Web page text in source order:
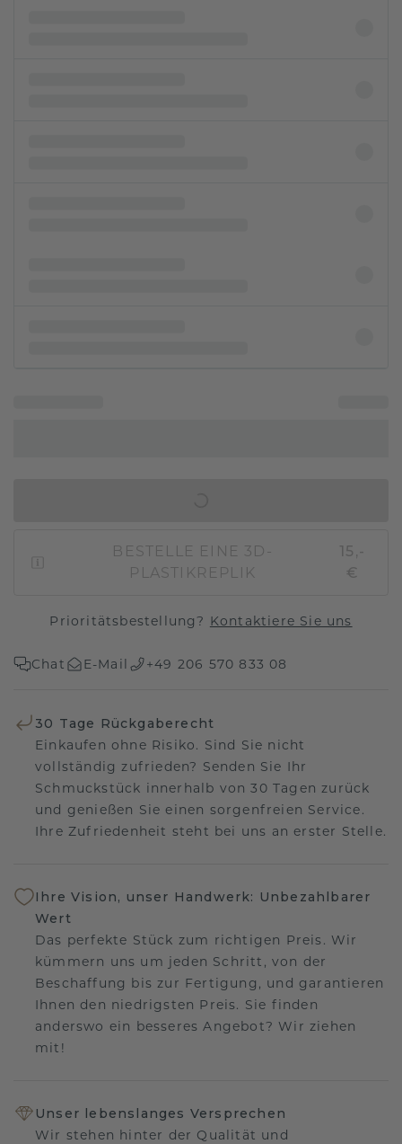
BESTELLE EINE 3D-
PLASTIKREPLIK
15,-
€
Prioritätsbestellung? Kontaktiere Sie uns
Chat E-Mail +49 206 570 833 08
30 Tage Rückgaberecht
Einkaufen ohne Risiko. Sind Sie nicht
vollständig zufrieden? Senden Sie Ihr
Schmuckstück innerhalb von 30 Tagen zurück
und genießen Sie einen sorgenfreien Service.
Ihre Zufriedenheit steht bei uns an erster Stelle.
Ihre Vision, unser Handwerk: Unbezahlbarer
Wert
Das perfekte Stück zum richtigen Preis. Wir
kümmern uns um jeden Schritt, von der
Beschaffung bis zur Fertigung, und garantieren
Ihnen den niedrigsten Preis. Sie finden
anderswo ein besseres Angebot? Wir ziehen
mit!
Unser lebenslanges Versprechen
Wir stehen hinter der Qualität und